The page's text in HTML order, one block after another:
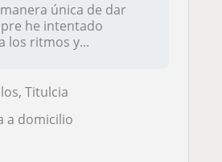
única de dar
he intentado
los ritmos y...
Titulcia
a domicilio